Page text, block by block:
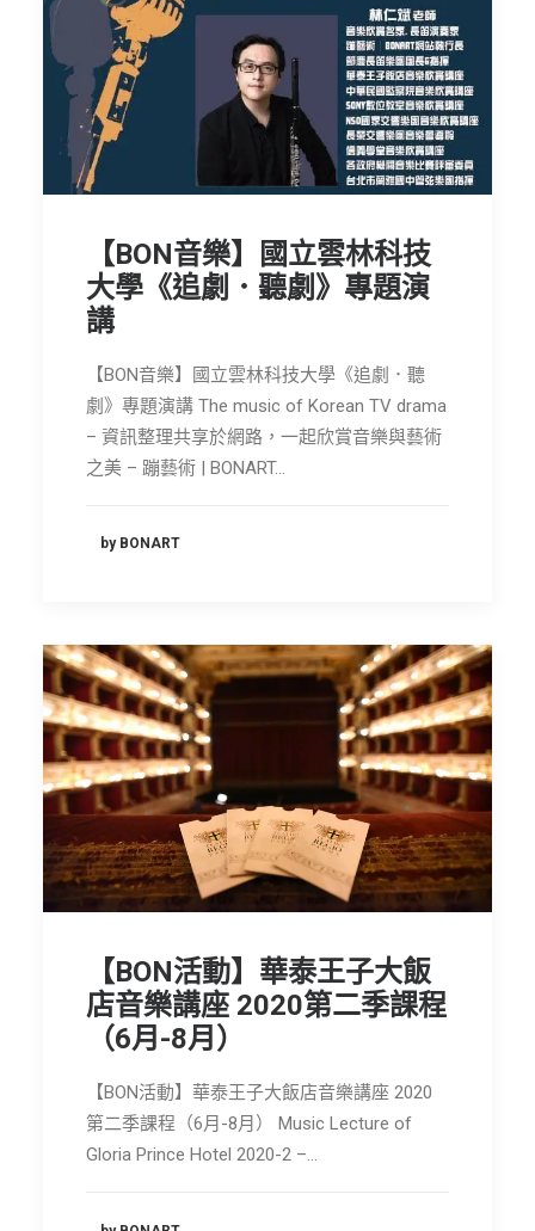
【BON音樂】國立雲林科技
大學《追劇．聽劇》專題演
講
【BON音樂】國立雲林科技大學《追劇．聽
劇》專題演講 The music of Korean TV drama
– 資訊整理共享於網路，一起欣賞音樂與藝術
之美 – 蹦藝術 | BONART…
by BONART
【BON活動】華泰王子大飯
店音樂講座 2020第二季課程
（6月-8月）
【BON活動】華泰王子大飯店音樂講座 2020
第二季課程（6月-8月） Music Lecture of
Gloria Prince Hotel 2020-2 –…